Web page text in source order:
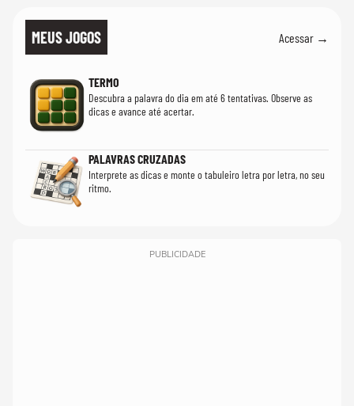
MEUS JOGOS Acessar →
TERMO
Descubra a palavra do dia em até 6 tentativas. Observe as
dicas e avance até acertar.
PALAVRAS CRUZADAS
Interprete as dicas e monte o tabuleiro letra por letra, no seu
ritmo.
PUBLICIDADE